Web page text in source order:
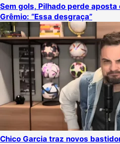
Sem gols, Pilhado perde
Grêmio: “Essa desgraça”
Chico Garcia traz novos